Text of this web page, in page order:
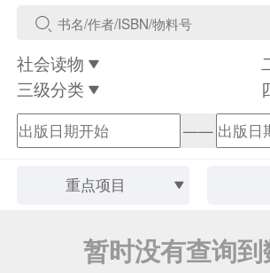
社会读物
三级分类
——
重点项目
暂时没有查询